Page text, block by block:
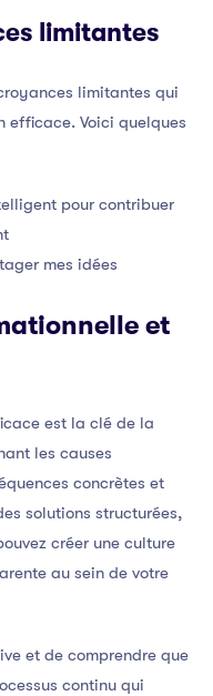
limitantes
limitantes qui
efficace. Voici quelques
pour contribuer
mes idées
et
est la clé de la
les causes
concrètes et
solutions structurées,
créer une culture
au sein de votre
et de comprendre que
continu qui